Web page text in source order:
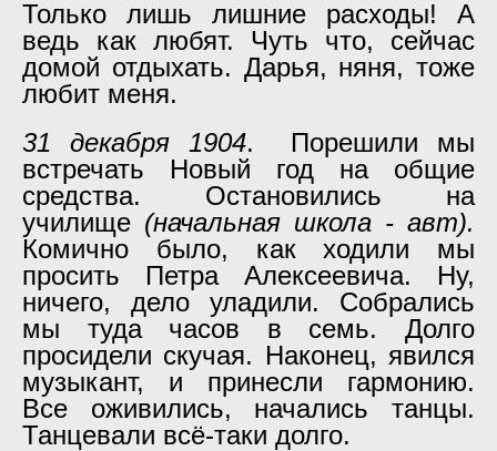
Только лишь лишние расходы! А
ведь как любят. Чуть что, сейчас
домой отдыхать. Дарья, няня, тоже
любит меня.
31 декабря 1904. Порешили мы
встречать Новый год на общие
средства. Остановились на
училище (начальная школа - авт).
Комично было, как ходили мы
просить Петра Алексеевича. Ну,
ничего, дело уладили. Собрались
мы туда часов в семь. Долго
просидели скучая. Наконец, явился
музыкант, и принесли гармонию.
Все оживились, начались танцы.
Танцевали всё-таки долго.